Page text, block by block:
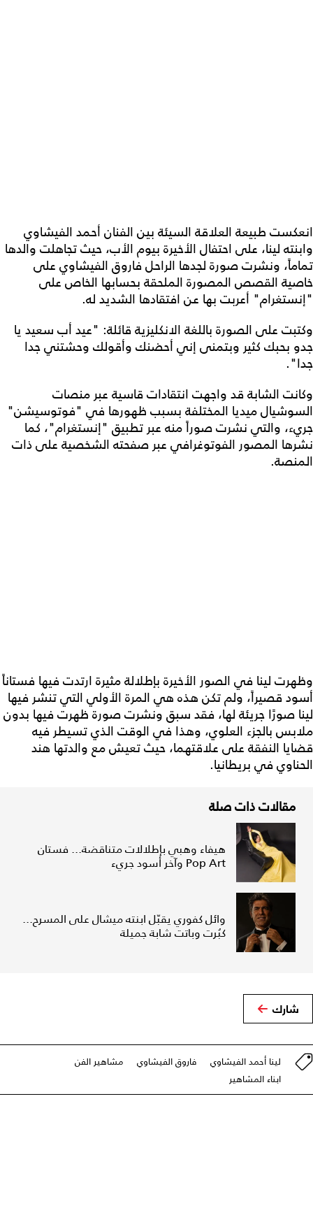
انعكست طبيعة العلاقة السيئة بين الفنان أحمد الفيشاوي
وابنته لينا، على احتفال الأخيرة بيوم الأب، حيث تجاهلت والدها
تماماً، ونشرت صورة لجدها الراحل فاروق الفيشاوي على
خاصية القصص المصورة الملحقة بحسابها الخاص على
"إنستغرام" أعربت بها عن افتقادها الشديد له.
وكتبت على الصورة باللغة الانكليزية قائلة: "عيد أب سعيد يا
جدو بحبك كثير وبتمنى إني أحضنك وأقولك وحشتني جدا
جدا".
وكانت الشابة قد واجهت انتقادات قاسية عبر منصات
السوشيال ميديا المختلفة بسبب ظهورها في "فوتوسيشن"
جريء، والتي نشرت صوراً منه عبر تطبيق "إنستغرام"، كما
نشرها المصور الفوتوغرافي عبر صفحته الشخصية على ذات
المنصة.
وظهرت لينا في الصور الأخيرة بإطلالة مثيرة ارتدت فيها فستاناً
أسود قصيراً، ولم تكن هذه هي المرة الأولي التي تنشر فيها
لينا صورًا جريئة لها، فقد سبق ونشرت صورة ظهرت فيها بدون
ملابس بالجزء العلوي، وهذا في الوقت الذي تسيطر فيه
قضايا النفقة على علاقتهما، حيث تعيش مع والدتها هند
الحناوي في بريطانيا.
مقالات ذات صلة
هيفاء وهبي بإطلالات متناقضة... فستان
Pop Art وآخر أسود جريء
وائل كفوري يقبّل ابنته ميشال على المسرح...
كبُرت وباتت شابة جميلة
شارك
لينا أحمد الفيشاوي فاروق الفيشاوي
مشاهير الفن
ابناء المشاهير